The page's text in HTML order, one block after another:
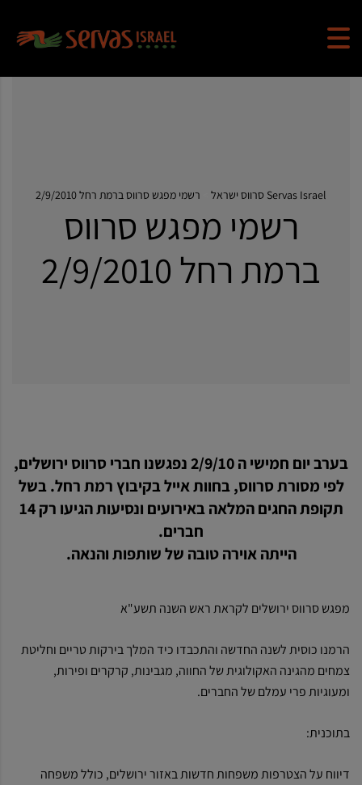
Servas Israel סרווס ישראל רשמי מפגש סרווס ברמת רחל 2/9/2010
רשמי מפגש סרווס
ברמת רחל 2/9/2010
בערב יום חמישי ה 2/9/10 נפגשנו חברי סרווס ירושלים,
לפי מסורת סרווס, בחוות אייל בקיבוץ רמת רחל. בשל
תקופת החגים המלאה באירועים ונסיעות הגיעו רק 14
חברים.
הייתה אוירה טובה של שותפות והנאה.
מפגש סרווס ירושלים לקראת ראש השנה תשע"א
הרמנו כוסית לשנה החדשה והתכבדו כיד המלך בירקות טריים וחליטת
צמחים מהגינה האקולוגית של החווה, מגבינות, קרקרים ופירות,
ומעוגיות פרי עמלם של החברים.
בתוכנית:
דיווח על הצטרפות משפחות חדשות באזור ירושלים, כולל משפחה